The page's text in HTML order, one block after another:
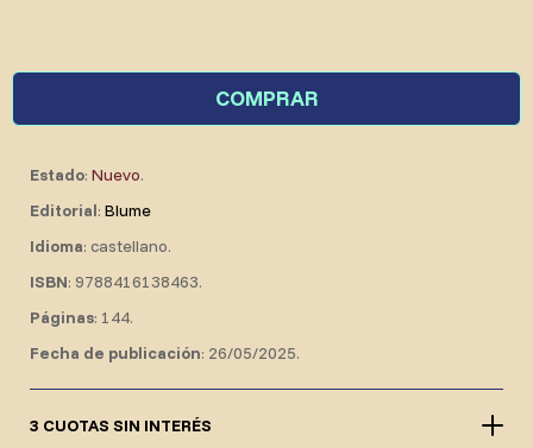
COMPRAR
Estado: Nuevo.
Editorial: Blume
Idioma: castellano.
ISBN: 9788416138463.
Páginas: 144.
Fecha de publicación: 26/05/2025.
3 CUOTAS SIN INTERÉS